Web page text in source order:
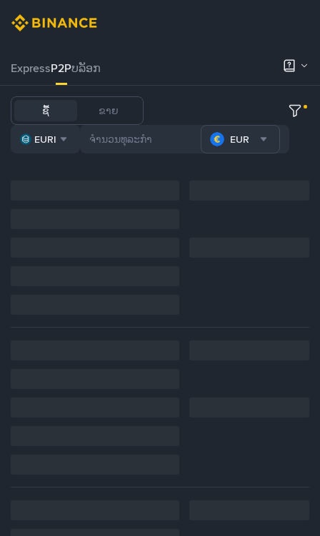
ExpressP2Pບລັອກ
ຊື້ ຂາຍ
EURI EUR